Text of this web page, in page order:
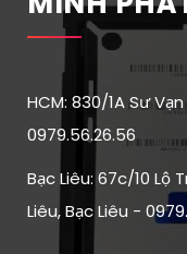
HCM: 830/1A Sư Vạn
0979.56.26.56
Bạc Liêu: 67c/10 Lộ
Liêu, Bạc Liêu -